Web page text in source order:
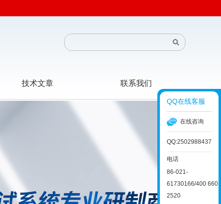
技术文章 联系我们
QQ在线客服
在线咨询
QQ:2502988437
电话
86-021-
61730166/400 660
2520